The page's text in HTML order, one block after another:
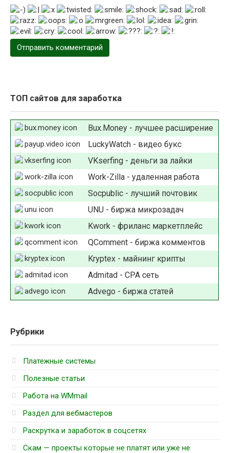
ТОП сайтов для заработка
Bux.Money - лучшее расширение
LuckyWatch - видео букс
VKserfing - деньги за лайки
Work-Zilla - удаленная работа
Socpublic - лучший почтовик
UNU - биржа микрозадач
Kwork - фриланс маркетплейс
QComment - биржа комментов
Kryptex - майнинг крипты
Admitad - СРА сеть
Advego - биржа статей
Рубрики
Платежные системы
Полезные статьи
Работа на WMmail
Раздел для вебмастеров
Раскрутка и заработок в соцсетях
Скам — проекты которые не платят или уже не